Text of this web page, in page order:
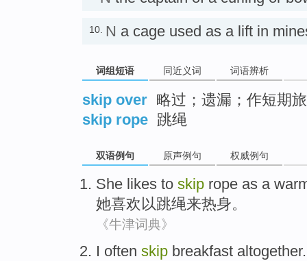
10. N a cage used as a lift in
词组短语 同近义词 词语辨析
skip over 略过；遗漏；作短期
skip rope 跳绳
双语例句 原声例句 权威例句
She likes to skip rope as a
她喜欢以跳绳来热身。
《牛津词典》
I often skip breakfast altogether.